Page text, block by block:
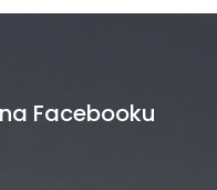
Facebooku